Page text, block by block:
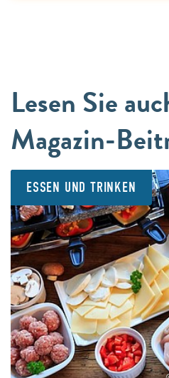
Lesen Sie
Magazin-
ESSEN UND TRINKEN